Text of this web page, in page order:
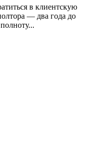
в клиентскую
— два года до